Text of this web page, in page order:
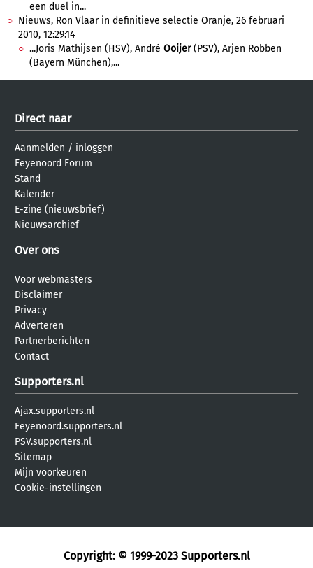
een duel in...
Nieuws, Ron Vlaar in definitieve selectie Oranje, 26 februari
2010, 12:29:14
...Joris Mathijsen (HSV), André Ooijer(PSV), Arjen Robben
(Bayern München),...
Direct naar
Aanmelden / inloggen
Feyenoord Forum
Stand
Kalender
E-zine (nieuwsbrief)
Nieuwsarchief
Over ons
Voor webmasters
Disclaimer
Privacy
Adverteren
Partnerberichten
Contact
Supporters.nl
Ajax.supporters.nl
Feyenoord.supporters.nl
PSV.supporters.nl
Sitemap
Mijn voorkeuren
Cookie-instellingen
Copyright: © 1999-2023 Supporters.nl